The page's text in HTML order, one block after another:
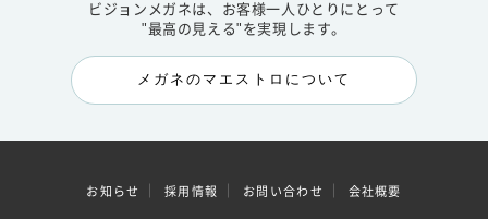
ビジョンメガネは、お客様一人ひとりにとって
"最高の見える"を実現します。
メガネのマエストロについて
お知らせ 採用情報 お問い合わせ 会社概要